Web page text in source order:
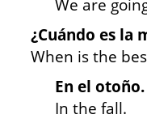
We are
¿Cuándo es la
When is the
En el otoño.
In the fall.